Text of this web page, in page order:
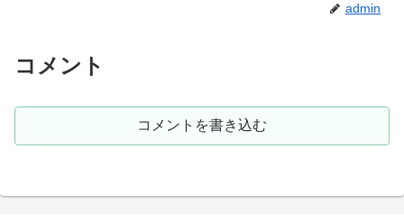
admin
コメント
コメントを書き込む